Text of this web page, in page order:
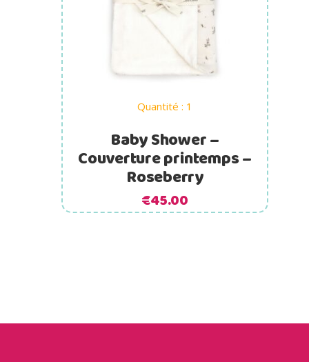
Quantité : 1
Ajouter au panier
Baby Shower –
Couverture printemps –
Roseberry
€45.00